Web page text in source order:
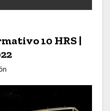
10 HRS |